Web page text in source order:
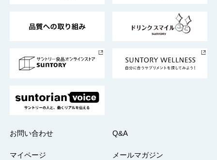
採用情報
お問い合わせ Q&A
マイページ メールマガジン